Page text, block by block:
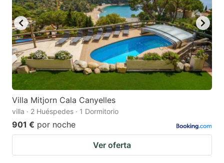
Villa Mitjorn Cala Canyelles
villa · 2 Huéspedes · 1 Dormitorio
901 € por noche
Ver oferta